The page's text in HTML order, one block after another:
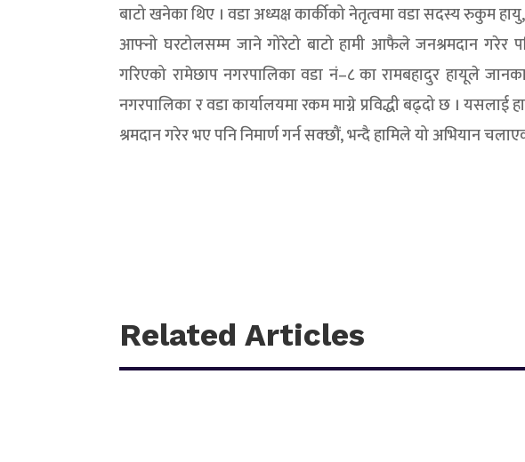
बाटो खनेका थिए । वडा अध्यक्ष कार्कीको नेतृत्वमा वडा सदस्य रुकुम
आफ्नो घरटोलसम्म जाने गोरेटो बाटो हामी आफैले जनश्रमदान गरेर
गरिएको रामेछाप नगरपालिका वडा नं–८ का रामबहादुर हायूले
नगरपालिका र वडा कार्यालयमा रकम माग्ने प्रविद्धी बढ्दो छ ।
श्रमदान गरेर भए पनि निमार्ण गर्न सक्छौं, भन्दै हामिले यो अभियान
Related Articles